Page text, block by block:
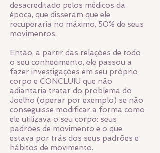
desacreditado pelos médicos da
época, que disseram que ele
recuperaria no máximo, 50% de seus
movimentos.
Então, a partir das relações de todo
o seu conhecimento, ele passou a
fazer investigações em seu próprio
corpo e CONCLUIU que não
adiantaria tratar do problema do
Joelho (operar por exemplo) se não
conseguisse modificar a forma como
ele utilizava o seu corpo: seus
padrões de movimento e o que
estava por trás dos seus padrões e
hábitos de movimento.